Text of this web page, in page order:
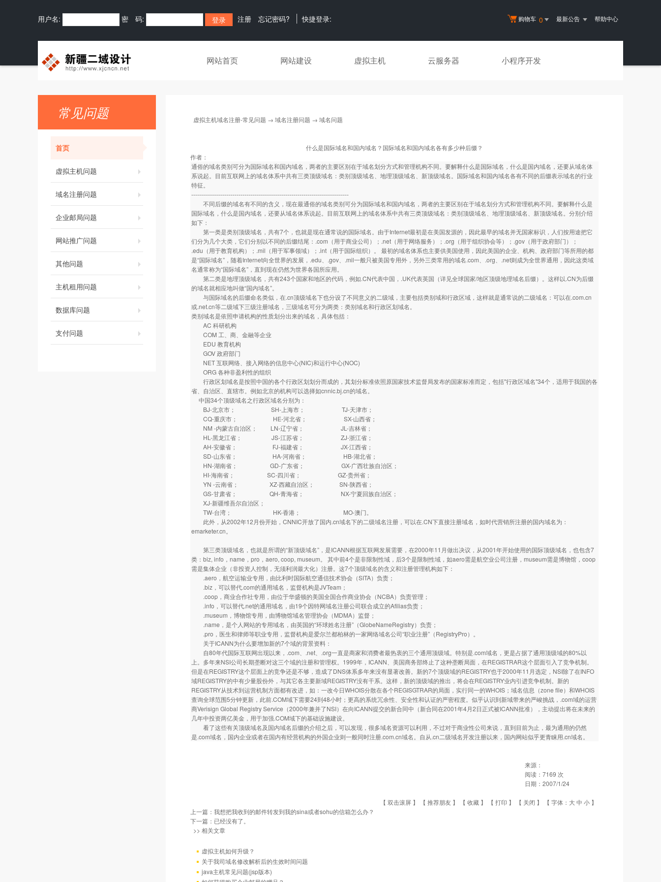
购物车 0 最新公告 帮助中心
用户名: 密 码: 注册 忘记密码? 快捷登录:
网站首页 网站建设 虚拟主机 云服务器 小程序开发
常见问题
首页
虚拟主机问题
域名注册问题
企业邮局问题
网站推广问题
其他问题
主机租用问题
数据库问题
支付问题
虚拟主机域名注册-常见问题 → 域名注册问题 → 域名问题
什么是国际域名和国内域名？国际域名和国内域名各有多少种后缀？
作者：
通俗的域名类别可分为国际域名和国内域名，两者的主要区别在于域名划分方式和管理机构不同。要解释什么是国际域名，什么是国内域名，还要从域名体
系说起。目前互联网上的域名体系中共有三类顶级域名：类别顶级域名、地理顶级域名、新顶级域名。国际域名和国内域名各有不同的后缀表示域名的行业
特征。
--------------------------------------------------------------------------------
不同后缀的域名有不同的含义，现在最通俗的域名类别可分为国际域名和国内域名，两者的主要区别在于域名划分方式和管理机构不同。要解释什么是
国际域名，什么是国内域名，还要从域名体系说起。目前互联网上的域名体系中共有三类顶级域名：类别顶级域名、地理顶级域名、新顶级域名。分别介绍
如下：
第一类是类别顶级域名，共有7个，也就是现在通常说的国际域名。由于Internet最初是在美国发源的，因此最早的域名并无国家标识，人们按用途把它
们分为几个大类，它们分别以不同的后缀结尾：.com（用于商业公司）；.net（用于网络服务）；.org（用于组织协会等）；.gov（用于政府部门）；
.edu（用于教育机构）；.mil（用于军事领域）；.int（用于国际组织）。 最初的域名体系也主要供美国使用，因此美国的企业、机构、政府部门等所用的都
是“国际域名”，随着Internet向全世界的发展，.edu、.gov、.mil一般只被美国专用外，另外三类常用的域名.com、.org、.net则成为全世界通用，因此这类域
名通常称为“国际域名”，直到现在仍然为世界各国所应用。
第二类是地理顶级域名，共有243个国家和地区的代码，例如.CN代表中国，.UK代表英国（详见全球国家/地区顶级地理域名后缀）。这样以.CN为后缀
的域名就相应地叫做“国内域名”。
与国际域名的后缀命名类似，在.cn顶级域名下也分设了不同意义的二级域，主要包括类别域和行政区域，这样就是通常说的二级域名：可以在.com.cn
或.net.cn等二级域下三级注册域名，三级域名可分为两类：类别域名和行政区划域名。
类别域名是依照申请机构的性质划分出来的域名，具体包括：
AC 科研机构
COM 工、商、金融等企业
EDU 教育机构
GOV 政府部门
NET 互联网络、接入网络的信息中心(NIC)和运行中心(NOC)
ORG 各种非盈利性的组织
行政区划域名是按照中国的各个行政区划划分而成的，其划分标准依照原国家技术监督局发布的国家标准而定，包括"行政区域名"34个，适用于我国的各
省、自治区、直辖市。例如北京的机构可以选择如cnnic.bj.cn的域名。
中国34个顶级域名之行政区域名分别为：
BJ-北京市； SH-上海市； TJ-天津市；
CQ-重庆市； HE-河北省； SX-山西省；
NM -内蒙古自治区； LN-辽宁省； JL-吉林省；
HL-黑龙江省； JS-江苏省； ZJ-浙江省；
AH-安徽省； FJ-福建省； JX-江西省；
SD-山东省； HA-河南省； HB-湖北省；
HN-湖南省； GD-广东省； GX-广西壮族自治区；
HI-海南省； SC-四川省； GZ-贵州省；
YN -云南省； XZ-西藏自治区； SN-陕西省；
GS-甘肃省； QH-青海省； NX-宁夏回族自治区；
XJ-新疆维吾尔自治区；
TW-台湾； HK-香港； MO-澳门。
此外，从2002年12月份开始，CNNIC开放了国内.cn域名下的二级域名注册，可以在.CN下直接注册域名，如时代营销所注册的国内域名为：
emarketer.cn。
第三类顶级域名，也就是所谓的“新顶级域名”，是ICANN根据互联网发展需要，在2000年11月做出决议，从2001年开始使用的国际顶级域名，也包含7
类：biz, info，name，pro，aero, coop, museum。 其中前4个是非限制性域，后3个是限制性域，如aero需是航空业公司注册，museum需是博物馆，coop
需是集体企业（非投资人控制，无须利润最大化）注册。这7个顶级域名的含义和注册管理机构如下：
.aero，航空运输业专用，由比利时国际航空通信技术协会（SITA）负责；
.biz，可以替代.com的通用域名，监督机构是JVTeam；
.coop，商业合作社专用，由位于华盛顿的美国全国合作商业协会（NCBA）负责管理；
.info，可以替代.net的通用域名，由19个因特网域名注册公司联合成立的Afilias负责；
.museum，博物馆专用，由博物馆域名管理协会（MDMA）监督；
.name，是个人网站的专用域名，由英国的“环球姓名注册”（GlobeNameRegistry）负责；
.pro，医生和律师等职业专用，监督机构是爱尔兰都柏林的一家网络域名公司“职业注册”（RegistryPro）。
关于ICANN为什么要增加新的7个域的背景资料：
自80年代国际互联网出现以来，.com、.net、.org一直是商家和消费者最热衷的三个通用顶级域。特别是.com域名，更是占据了通用顶级域的80%以
上。多年来NSI公司长期垄断对这三个域的注册和管理权。1999年，ICANN、美国商务部终止了这种垄断局面，在REGISTRAR这个层面引入了竞争机制。
但是在REGISTRY这个层面上的竞争还是不够，造成了DNS体系多年来没有显著改善。新的7个顶级域的REGISTRY也于2000年11月选定，NSI除了在INFO
域REGISTRY的中有少量股份外，与其它各主要新域REGISTRY没有干系。这样，新的顶级域的推出，将会在REGISTRY业内引进竞争机制。新的
REGISTRY从技术到运营机制方面都有改进，如：一改今日WHOIS分散在各个REGISGTRAR的局面，实行同一的WHOIS；域名信息（zone file）和WHOIS
查询全球范围5分钟更新，此前.COM域下需要24到48小时；更高的系统冗余性、安全性和认证的严密程度。似乎认识到新域带来的严峻挑战，.com域的运营
商Verisign Global Registry Service（2000年兼并了NSI）在向ICANN提交的新合同中（新合同在2001年4月2日正式被ICANN批准），主动提出将在未来的
几年中投资两亿美金，用于加强.COM域下的基础设施建设。
看了这些有关顶级域名及国内域名后缀的介绍之后，可以发现，很多域名资源可以利用，不过对于商业性公司来说，直到目前为止，最为通用的仍然
是.com域名，国内企业或者在国内有经营机构的外国企业则一般同时注册.com.cn域名。自从.cn二级域名开发注册以来，国内网站似乎更青睐用.cn域名。
来源：
阅读： 7169 次
日期： 2007/1/24
【 双击滚屏 】 【 推荐朋友 】 【 收藏 】 【 打印 】 【 关闭 】 【 字体： 大中 小 】
上一篇： 我想把我收到的邮件转发到我的sina或者sohu的信箱怎么办？
下一篇：已经没有了。
>> 相关文章
虚拟主机如何升级？
关于我司域名修改解析后的生效时间问题
java主机常见问题(jsp版本)